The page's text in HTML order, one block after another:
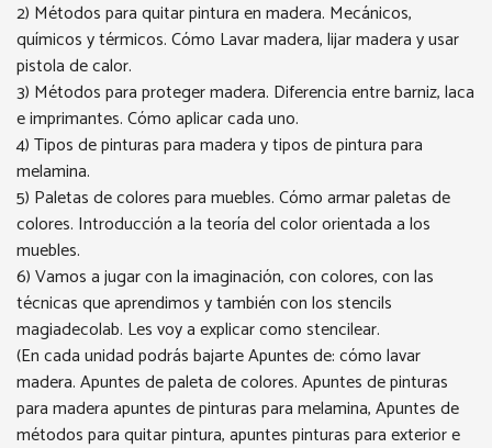
2) Métodos para quitar pintura en madera. Mecánicos,
químicos y térmicos. Cómo Lavar madera, lijar madera y usar
pistola de calor.
3) Métodos para proteger madera. Diferencia entre barniz, laca
e imprimantes. Cómo aplicar cada uno.
4) Tipos de pinturas para madera y tipos de pintura para
melamina.
5) Paletas de colores para muebles. Cómo armar paletas de
colores. Introducción a la teoría del color orientada a los
muebles.
6) Vamos a jugar con la imaginación, con colores, con las
técnicas que aprendimos y también con los stencils
magiadecolab. Les voy a explicar como stencilear.
(En cada unidad podrás bajarte Apuntes de: cómo lavar
madera. Apuntes de paleta de colores. Apuntes de pinturas
para madera apuntes de pinturas para melamina, Apuntes de
métodos para quitar pintura, apuntes pinturas para exterior e